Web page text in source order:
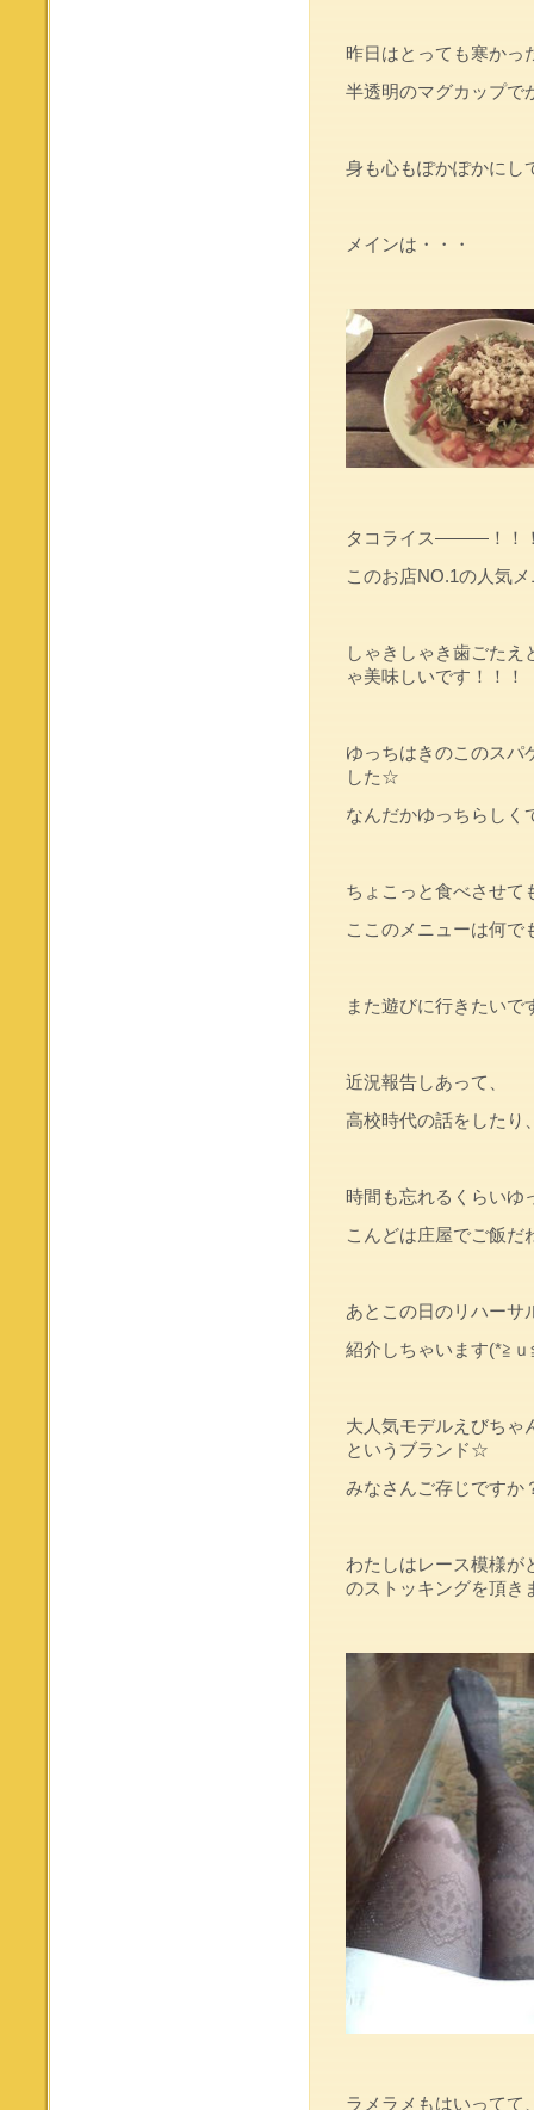
昨日はとっても寒かっ
半透明のマグカップ
身も心もぽかぽかに
メインは・・・
タコライス―――！！
このお店NO.1の人気
しゃきしゃき歯ごたえ
ゃ美味しいです！！！
ゆっちはきのこのスパ
した☆
なんだかゆっちらし
ちょこっと食べさせて
ここのメニューは何で
また遊びに行きたいで
近況報告しあって、
高校時代の話をしたり
時間も忘れるくらいゆ
こんどは庄屋でご飯
あとこの日のリハーサ
紹介しちゃいます(*≧
大人気モデルえびちゃ
というブランド☆
みなさんご存じですか
わたしはレース模様が
のストッキングを頂き
ラメラメもはいってて